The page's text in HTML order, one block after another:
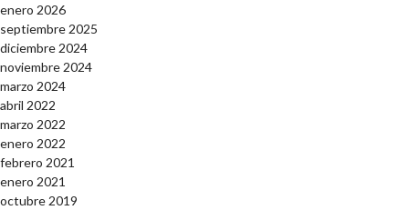
enero 2026
septiembre 2025
diciembre 2024
noviembre 2024
marzo 2024
abril 2022
marzo 2022
enero 2022
febrero 2021
enero 2021
octubre 2019